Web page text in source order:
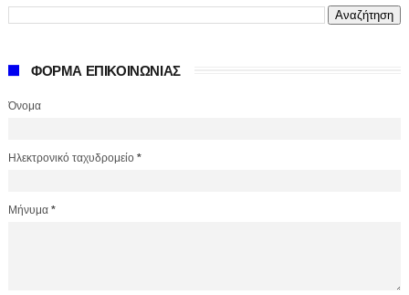
ΦΟΡΜΑ ΕΠΙΚΟΙΝΩΝΙΑΣ
Όνομα
Ηλεκτρονικό ταχυδρομείο *
Μήνυμα *